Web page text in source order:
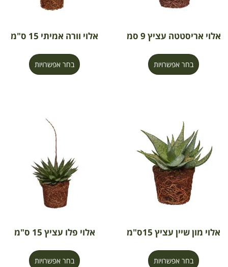
אלוי אריסטטה עציץ 9 סמ
בחר אפשרויות
אלוי וורה אמיתי 15 ס"מ
בחר אפשרויות
אלוי מון שיין עציץ 15ס"מ
בחר אפשרויות
אלוי פלו עציץ 15 ס"מ
בחר אפשרויות